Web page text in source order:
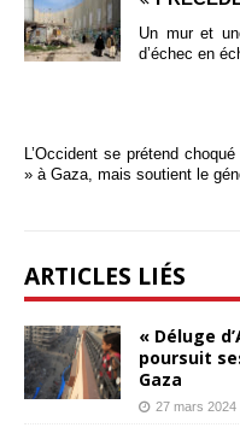
Un mur et
d’échec en
L’Occident se prétend
» à Gaza, mais soutient le
ARTICLES LIÉS
« Déluge
poursuit
Gaza
27 mars 2024